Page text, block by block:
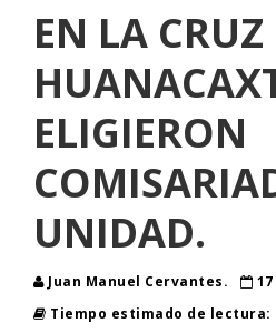
EN LA CRUZ
ELIGIERON
UNIDAD.
Juan Manuel Cervantes.
Tiempo estimado de lectura: